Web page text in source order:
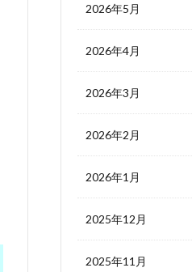
2026年5月
2026年4月
2026年3月
2026年2月
2026年1月
2025年12月
2025年11月